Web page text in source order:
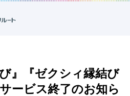
シィ縁結びエージェント』サービス終了のお
』『ゼクシィ縁結び
ービス終了のお知ら